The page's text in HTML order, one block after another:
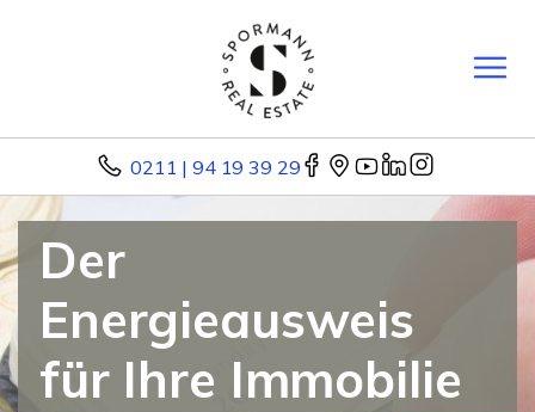
0211 | 94 19 39 29
Der
Energieausweis
für Ihre Immobilie